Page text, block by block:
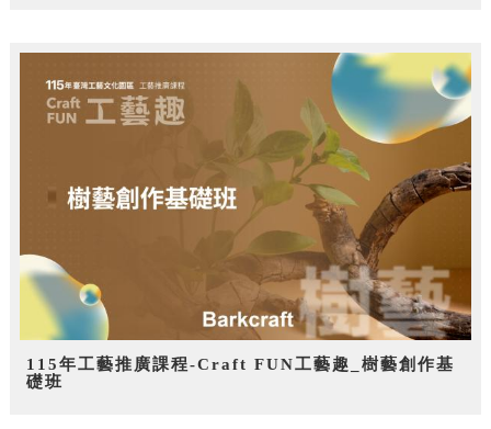
115年工藝推廣課程-Craft FUN工藝趣_樹藝創作基
礎班